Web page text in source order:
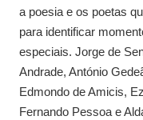
a poesia e os poetas
para identificar
especiais. Jorge de
Andrade, António
Edmondo de Amicis,
Fernando Pessoa e